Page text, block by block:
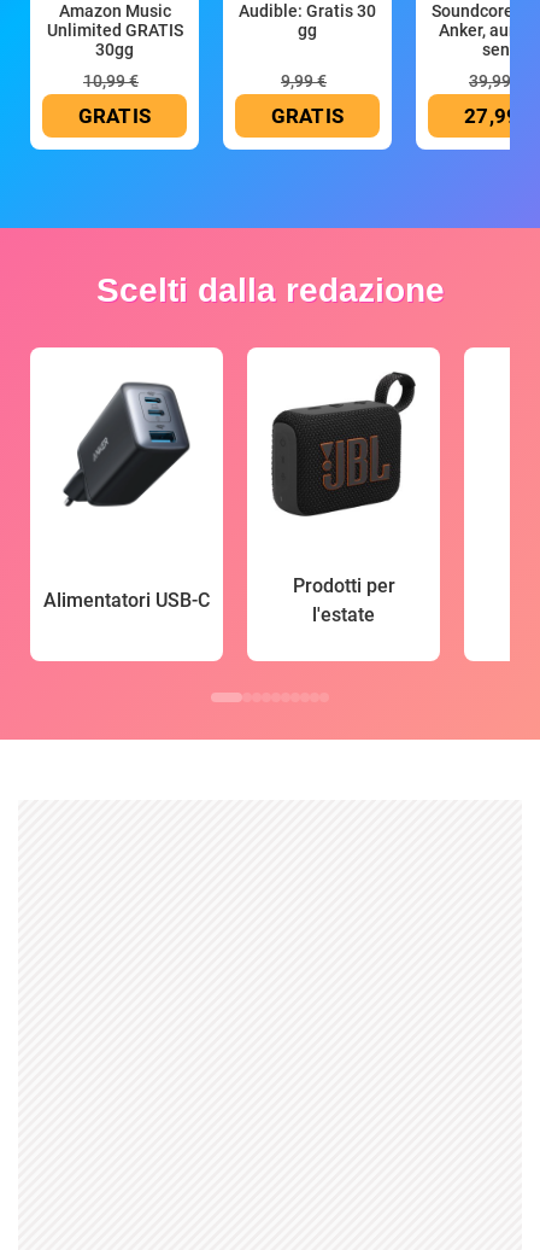
Amazon Music
Unlimited GRATIS
30gg
10,99 €
GRATIS
Audible: Gratis 30
gg
9,99 €
GRATIS
Soundcore
Anker,
senz
39,99 €
27,99 €
Scelti dalla redazione
Alimentatori USB-C
Prodotti per
l'estate